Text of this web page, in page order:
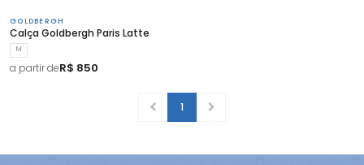
GOLDBERGH
Calça Goldbergh Paris Latte
M
a partir deR$ 850
1